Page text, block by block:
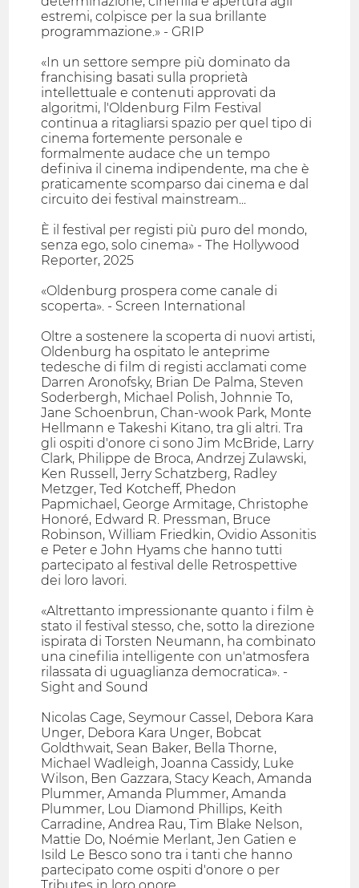
estremi, colpisce per la sua brillante
programmazione.» - GRIP
«In un settore sempre più dominato da
franchising basati sulla proprietà
intellettuale e contenuti approvati da
algoritmi, l'Oldenburg Film Festival
continua a ritagliarsi spazio per quel tipo di
cinema fortemente personale e
formalmente audace che un tempo
definiva il cinema indipendente, ma che è
praticamente scomparso dai cinema e dal
circuito dei festival mainstream...
È il festival per registi più puro del mondo,
senza ego, solo cinema» - The Hollywood
Reporter, 2025
«Oldenburg prospera come canale di
scoperta». - Screen International
Oltre a sostenere la scoperta di nuovi artisti,
Oldenburg ha ospitato le anteprime
tedesche di film di registi acclamati come
Darren Aronofsky, Brian De Palma, Steven
Soderbergh, Michael Polish, Johnnie To,
Jane Schoenbrun, Chan-wook Park, Monte
Hellmann e Takeshi Kitano, tra gli altri. Tra
gli ospiti d'onore ci sono Jim McBride, Larry
Clark, Philippe de Broca, Andrzej Zulawski,
Ken Russell, Jerry Schatzberg, Radley
Metzger, Ted Kotcheff, Phedon
Papmichael, George Armitage, Christophe
Honoré, Edward R. Pressman, Bruce
Robinson, William Friedkin, Ovidio Assonitis
e Peter e John Hyams che hanno tutti
partecipato al festival delle Retrospettive
dei loro lavori.
«Altrettanto impressionante quanto i film è
stato il festival stesso, che, sotto la direzione
ispirata di Torsten Neumann, ha combinato
una cinefilia intelligente con un'atmosfera
rilassata di uguaglianza democratica». -
Sight and Sound
Nicolas Cage, Seymour Cassel, Debora Kara
Unger, Debora Kara Unger, Bobcat
Goldthwait, Sean Baker, Bella Thorne,
Michael Wadleigh, Joanna Cassidy, Luke
Wilson, Ben Gazzara, Stacy Keach, Amanda
Plummer, Amanda Plummer, Amanda
Plummer, Lou Diamond Phillips, Keith
Carradine, Andrea Rau, Tim Blake Nelson,
Mattie Do, Noémie Merlant, Jen Gatien e
Isild Le Besco sono tra i tanti che hanno
partecipato come ospiti d'onore o per